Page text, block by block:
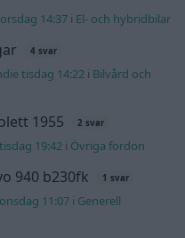
14:37 i El- och hybridbilar
4 svar
tisdag 14:22 i Bilvård och
1955 2 svar
19:42 i Övriga fordon
940 b230fk 1 svar
11:07 i Generell